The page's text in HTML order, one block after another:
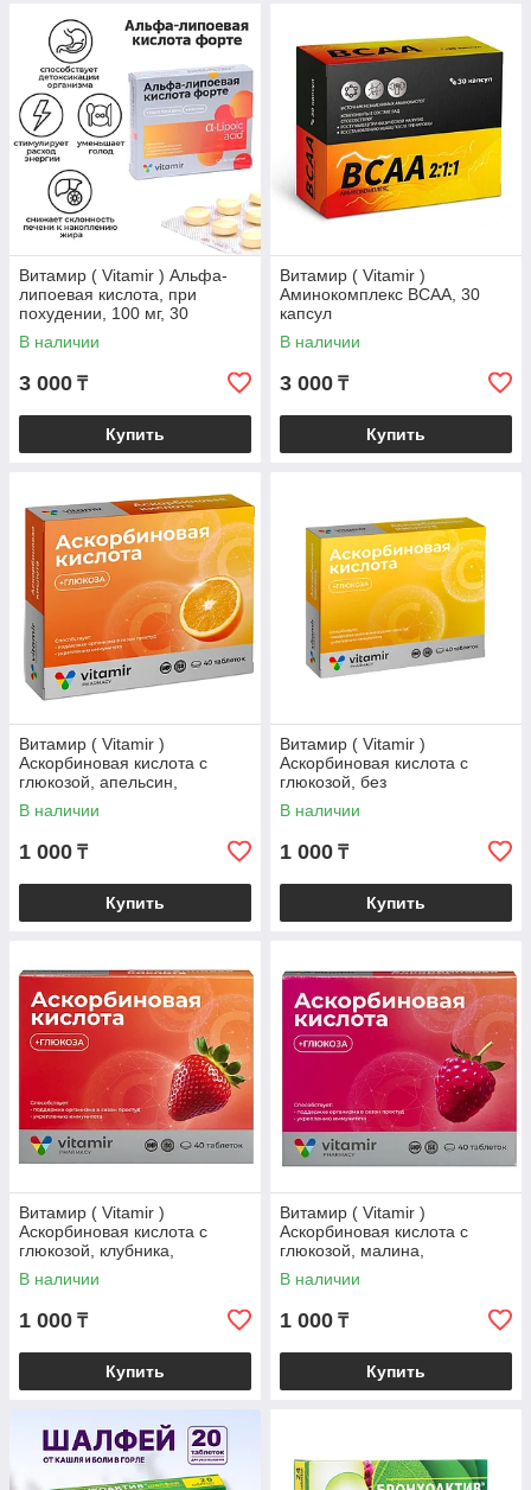
Витамир ( Vitamir ) Альфа-
липоевая кислота, при
похудении, 100 мг, 30
таблеток
В наличии
3 000 ₸
Купить
Витамир ( Vitamir )
Аминокомплекс BCAA, 30
капсул
В наличии
3 000 ₸
Купить
Витамир ( Vitamir )
Аскорбиновая кислота с
глюкозой, апельсин,
поддержка иммунитета и
энергии, 40 таблеток
В наличии
1 000 ₸
Купить
Витамир ( Vitamir )
Аскорбиновая кислота с
глюкозой, без
ароматизатора, поддержка
иммунитета и энергии, 40
В наличии
1 000 ₸
Купить
Витамир ( Vitamir )
Аскорбиновая кислота с
глюкозой, клубника,
поддержка иммунитета и
энергии, 40 таблеток
В наличии
1 000 ₸
Купить
Витамир ( Vitamir )
Аскорбиновая кислота с
глюкозой, малина,
поддержка иммунитета и
энергии, 40 таблеток
В наличии
1 000 ₸
Купить